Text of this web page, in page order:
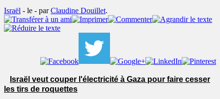
Israël - le - parClaudine Douillet.
Israël veut couper l'électricité à Gaza pour faire cesser
les tirs de roquettes